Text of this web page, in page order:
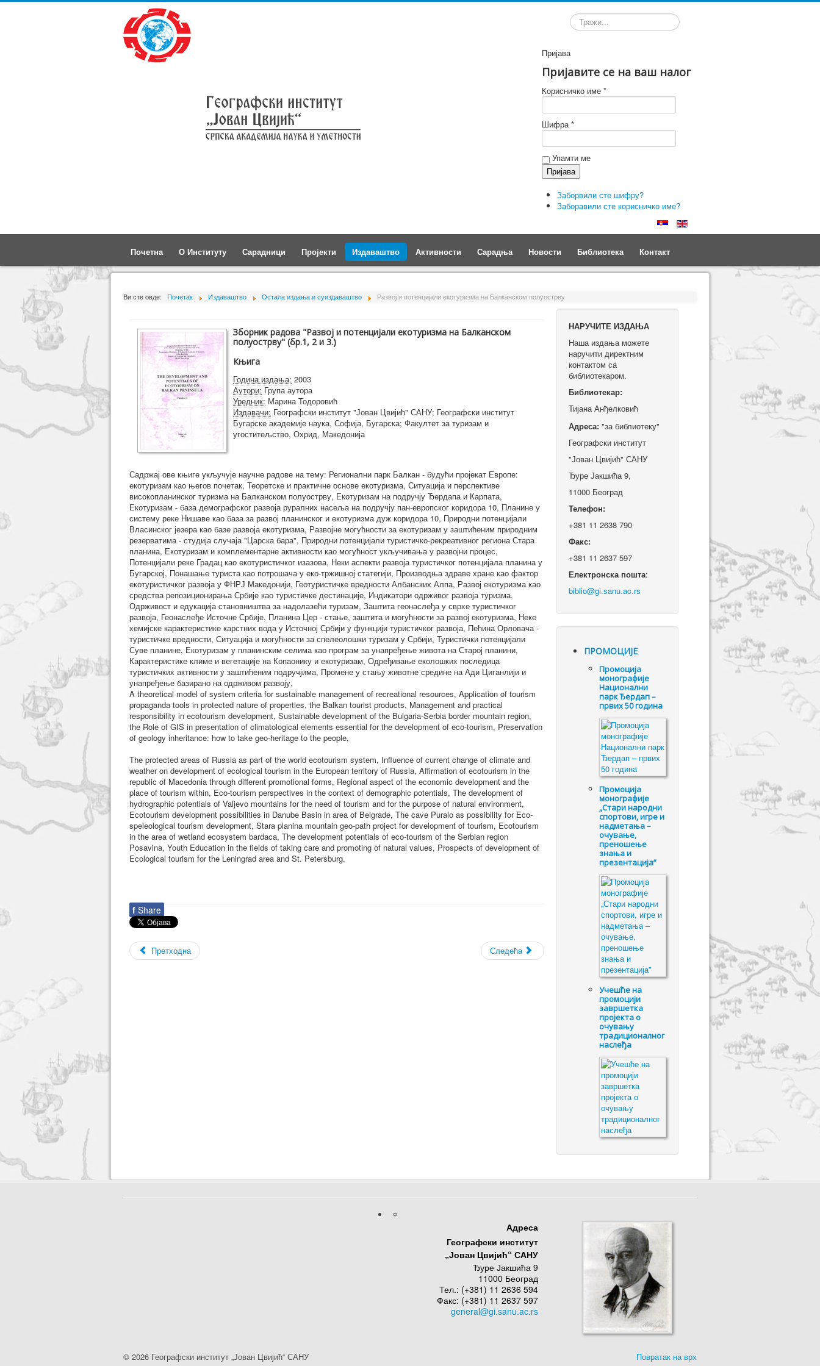
Претрага
Пријава
Пријавите се на ваш налог
Корисничко име *
Шифра *
Упамти ме
Заборвили сте шифру?
Заборавили сте корисничко име?
Почетна О Институту Сарадници Пројекти Издаваштво Активности Сарадња Новости Библиотека Контакт
Ви сте овде: Почетак Издаваштво Остала издања и суиздаваштво Развој и потенцијали екотуризма на Балканском полуострву
Зборник радова "Развој и потенцијали екотуризма на Балканском
полуострву" (бр.1, 2 и 3.)
Књига
Година издања: 2003
Аутори: Група аутора
Уредник: Марина Тодоровић
Издавачи: Географски институт "Јован Цвијић" САНУ; Географски институт
Бугарске академије наука, Софија, Бугарска; Факултет за туризам и
угоститељство, Охрид, Македонија
Садржај ове књиге укључује научне радове на тему: Регионални парк Балкан - будући пројекат Европе:
екотуризам као његов почетак, Теоретске и практичне основе екотуризма, Ситуација и перспективе
високопланинског туризма на Балканском полуострву, Екотуризам на подручју Ђердапа и Карпата,
Екотуризам - база демографског развоја руралних насеља на подручју пан-европског коридора 10, Планине у
систему реке Нишаве као база за развој планинског и екотуризма дуж коридора 10, Природни потенцијали
Власинског језера као базе развоја екотуризма, Развојне могућности за екотуризам у заштићеним природним
резерватима - студија случаја "Царска бара", Природни потенцијали туристичко-рекреативног региона Стара
планина, Екотуризам и комплементарне активности као могућност укључивања у развојни процес,
Потенцијали реке Градац као екотуристичког изазова, Неки аспекти развоја туристичког потенцијала планина у
Бугарској, Понашање туриста као потрошача у еко-тржишној статегији, Производња здраве хране као фактор
екотуристичког развоја у ФНРЈ Македонији, Геотуристичке вредности Албанских Алпа, Развој екотуризма као
средства репозиционирања Србије као туристичке дестинације, Индикатори одрживог развоја туризма,
Одрживост и едукација становништва за надолазећи туризам, Заштита геонаслеђа у сврхе туристичког
развоја, Геонаслеђе Источне Србије, Планина Цер - стање, заштита и могућности за развој екотуризма, Неке
хемијске карактеристике карстних вода у Источној Србији у функцији туристичког развоја, Пећина Орловача -
туристичке вредности, Ситуација и могућности за спелеолошки туризам у Србији, Туристички потенцијали
Суве планине, Екотуризам у планинским селима као програм за унапређење живота на Старој планини,
Карактеристике климе и вегетације на Копаонику и екотуризам, Одређивање еколошких последица
туристичких активности у заштићеним подручјима, Промене у стању животне средине на Ади Циганлији и
унапређење базирано на одрживом развоју,
A theoretical model of system criteria for sustainable management of recreational resources, Application of tourism
propaganda tools in protected nature of properties, the Balkan tourist products, Management and practical
responsibility in ecotourism development, Sustainable development of the Bulgaria-Serbia border mountain region,
the Role of GIS in presentation of climatological elements essential for the development of eco-tourism, Preservation
of geology inheritance: how to take geo-heritage to the people,
The protected areas of Russia as part of the world ecotourism system, Influence of current change of climate and
weather on development of ecological tourism in the European territory of Russia, Affirmation of ecotourism in the
republic of Macedonia through different promotional forms, Regional aspect of the economic development and the
place of tourism within, Eco-tourism perspectives in the context of demographic potentials, The development of
hydrographic potentials of Valjevo mountains for the need of tourism and for the purpose of natural environment,
Ecotourism development possibilities in Danube Basin in area of Belgrade, The cave Puralo as possibility for Eco-
speleological tourism development, Stara planina mountain geo-path project for development of tourism, Ecotourism
in the area of wetland ecosystem bardaca, The development potentials of eco-tourism of the Serbian region
Posavina, Youth Education in the fields of taking care and promoting of natural values, Prospects of development of
Ecological tourism for the Leningrad area and St. Petersburg.
f Share
Претходна Следећа
НАРУЧИТЕ ИЗДАЊА
Наша издања можете
наручити директним
контактом са
библиотекаром.
Библиотекар:
Тијана Анђелковић
Адреса: "за библиотеку"
Географски институт
"Јован Цвијић" САНУ
Ђуре Јакшића 9,
11000 Београд
Телефон:
+381 11 2638 790
Факс:
+381 11 2637 597
Електронска пошта:
ПРОМОЦИЈЕ
Промоцијa
монографије
Национални
парк Ђердап –
првих 50 година
Промоцијa
монографије
„Стари народни
спортови, игре и
надметања –
очување,
преношење
знања и
презентација”
Учешће на
промоцији
завршетка
пројекта о
очувању
традиционалног
наслеђа
Адреса
Географски институт
„Јован Цвијић“ САНУ
Ђуре Јакшића 9
11000 Београд
Тел.: (+381) 11 2636 594
Факс: (+381) 11 2637 597
Повратак на врх
© 2026 Географски институт „Јован Цвијић“ САНУ